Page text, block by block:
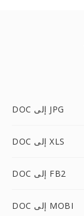
DOC إلى JPG
DOC إلى XLS
DOC إلى FB2
DOC إلى MOBI